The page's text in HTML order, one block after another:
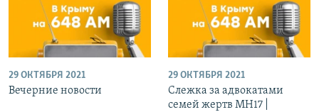
29 ОКТЯБРЯ 2021
Вечерние новости
29 ОКТЯБРЯ 2021
Слежка за адвокатами
семей жертв МН17 |